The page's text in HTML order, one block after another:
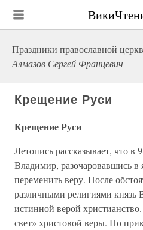
Праздники православной
Алмазов Сергей Францевич
Крещение Руси
Крещение Руси
Летопись рассказывает, что в
Владимир, разочаровавшись в
переменить веру. После
различными религиями князь
истинной верой
свет» христовой веры. По